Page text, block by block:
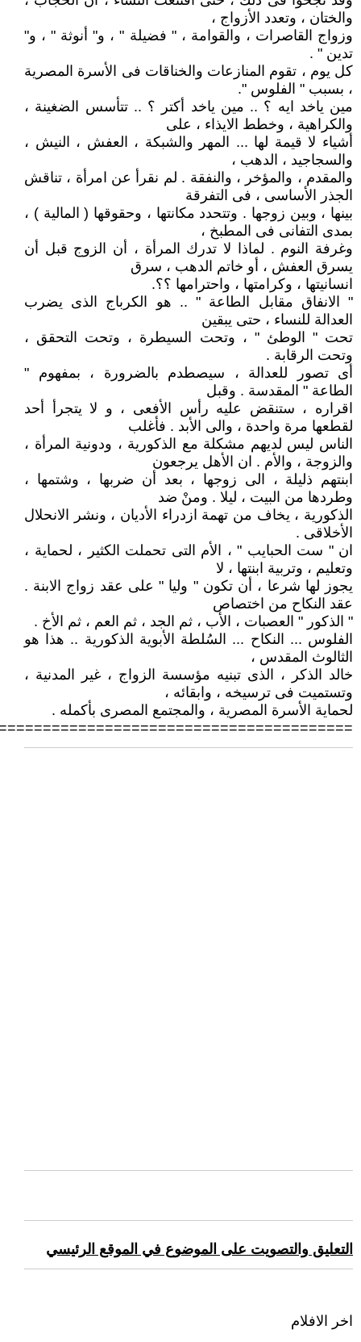
والختان ، وتعدد الأزواج ،
وزواج القاصرات ، والقوامة ، " فضيلة " ، و" أنوثة " ، و"
تدين " .
كل يوم ، تقوم المنازعات والخناقات فى الأسرة المصرية
، بسبب " الفلوس ".
مين ياخد ايه ؟ .. مين ياخد أكتر ؟ .. تتأسس الضغينة ،
والكراهية ، وخطط الايذاء ، على
أشياء لا قيمة لها ... المهر والشبكة ، العفش ، النيش ،
والسجاجيد ، الدهب ،
والمقدم ، والمؤخر ، والنفقة . لم نقرأ عن امرأة ، تناقش
الجذر الأساسى ، فى التفرقة
بينها ، وبين زوجها . وتتحدد مكانتها ، وحقوقها ( المالية ) ،
بمدى التفانى فى المطبخ ،
وغرفة النوم . لماذا لا تدرك المرأة ، أن الزوج قبل أن
يسرق العفش ، أو خاتم الدهب ، سرق
انسانيتها ، وكرامتها ، واحترامها ؟؟.
" الانفاق مقابل الطاعة " .. هو الكرباج الذى يضرب
العدالة للنساء ، حتى يبقين
تحت " الوطئ " ، وتحت السيطرة ، وتحت التحقق ،
وتحت الرقابة .
أى تصور للعدالة ، سيصطدم بالضرورة ، بمفهوم "
الطاعة " المقدسة . وقبل
اقراره ، ستنقض عليه رأس الأفعى ، و لا يتجرأ أحد
لقطعها مرة واحدة ، والى الأبد . فأغلب
الناس ليس لديهم مشكلة مع الذكورية ، ودونية المرأة ،
والزوجة ، والأم . ان الأهل يرجعون
ابنتهم ذليلة ، الى زوجها ، بعد أن ضربها ، وشتمها ،
وطردها من البيت ، ليلا . ومنْ ضد
الذكورية ، يخاف من تهمة ازدراء الأديان ، ونشر الانحلال
الأخلاقى .
ان " ست الحبايب " ، الأم التى تحملت الكثير ، لحماية ،
وتعليم ، وتربية ابنتها ، لا
يجوز لها شرعا ، أن تكون " وليا " على عقد زواج الابنة .
عقد النكاح من اختصاص
" الذكور " العصبات ، الأب ، ثم الجد ، ثم العم ، ثم الأخ .
الفلوس ... النكاح ... السُلطة الأبوية الذكورية .. هذا هو
الثالوث المقدس ،
خالد الذكر ، الذى تبنيه مؤسسة الزواج ، غير المدنية ،
وتستميت فى ترسيخه ، وابقائه ،
لحماية الأسرة المصرية ، والمجتمع المصرى بأكمله .
التعليق والتصويت على الموضوع في الموقع الرئيسي
اخر الافلام